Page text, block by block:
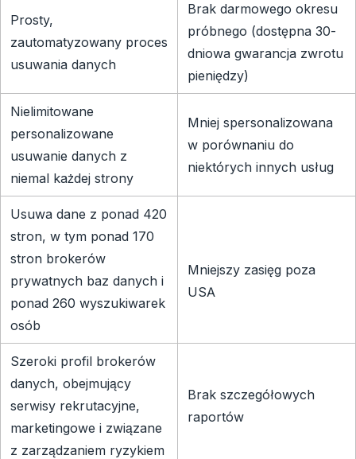
Prosty,
zautomatyzowany proces
usuwania danych
Brak darmowego okresu
próbnego (dostępna 30-
dniowa gwarancja zwrotu
pieniędzy)
Nielimitowane
personalizowane
usuwanie danych z
niemal każdej strony
Mniej spersonalizowana
w porównaniu do
niektórych innych usług
Usuwa dane z ponad 420
stron, w tym ponad 170
stron brokerów
prywatnych baz danych i
ponad 260 wyszukiwarek
osób
Mniejszy zasięg poza
USA
Szeroki profil brokerów
danych, obejmujący
serwisy rekrutacyjne,
marketingowe i związane
z zarządzaniem ryzykiem
Brak szczegółowych
raportów